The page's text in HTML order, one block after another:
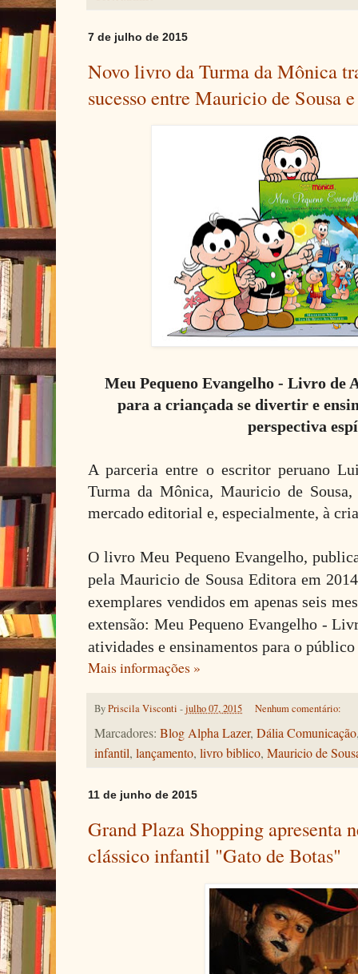
7 de julho de 2015
Novo livro da Turma da Mônica
sucesso entre Mauricio de Sousa
Meu Pequeno Evangelho - Livro de
para a criançada se divertir e
perspectiva
A parceria entre o escritor peruano
Turma da Mônica, Mauricio de
mercado editorial e, especialmente, à
O livro Meu Pequeno Evangelho,
pela Mauricio de Sousa Editora em
exemplares vendidos em apenas seis
extensão: Meu Pequeno Evangelho -
atividades e ensinamentos para o
Mais informações »
ByPriscila Visconti -julho 07, 2015 Nenhum comentário:
Marcadores: Blog Alpha Lazer, Dália Comunicação
infantil, lançamento, livro biblico, Mauricio de
11 de junho de 2015
Grand Plaza Shopping apresenta
clássico infantil "Gato de Botas"